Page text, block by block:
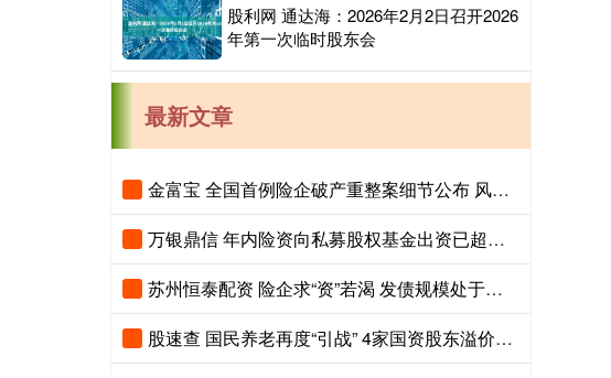
股利网 通达海：2026年2月2日召开2026
年第一次临时股东会
最新文章
金富宝 全国首例险企破产重整案细节公布 风险隔离机制保障保单债权人权益
万银鼎信 年内险资向私募股权基金出资已超千亿元
苏州恒泰配资 险企求“资”若渴 发债规模处于高位
股速查 国民养老再度“引战” 4家国资股东溢价20%入场